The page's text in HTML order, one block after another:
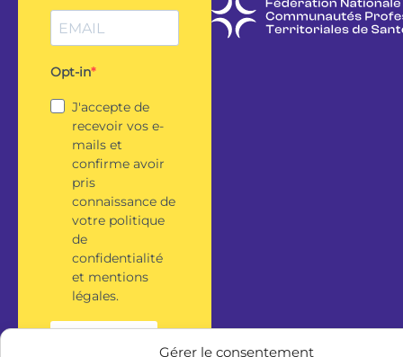
Gérer le consentement
Opt-in
J'accepte de
recevoir vos e-
mails et
confirme avoir
pris
connaissance de
votre politique
de
confidentialité
et mentions
légales.